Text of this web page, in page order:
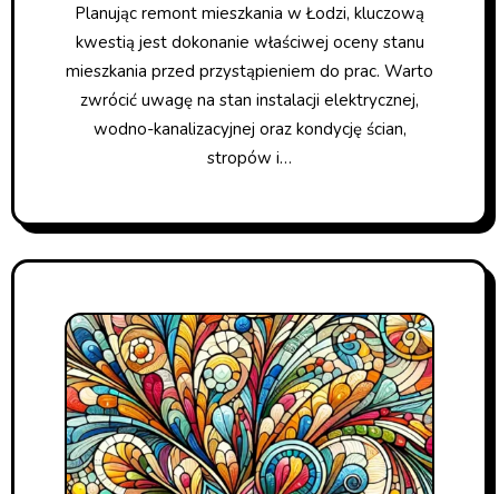
Planując remont mieszkania w Łodzi, kluczową
kwestią jest dokonanie właściwej oceny stanu
mieszkania przed przystąpieniem do prac. Warto
zwrócić uwagę na stan instalacji elektrycznej,
wodno-kanalizacyjnej oraz kondycję ścian,
stropów i…